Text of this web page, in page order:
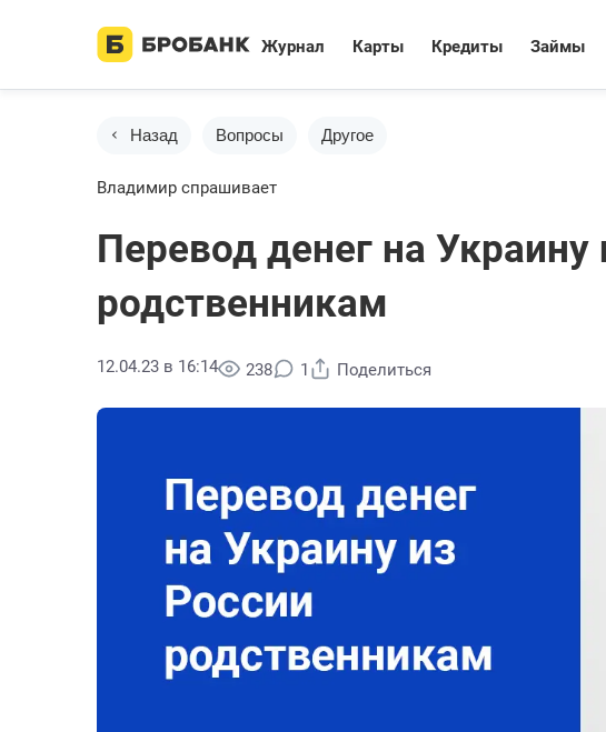
Журнал Карты Кредиты Займы
Назад Вопросы Другое
Владимир спрашивает
Перевод денег на Украину
родственникам
12.04.23 в 16:14 238 1 Поделиться